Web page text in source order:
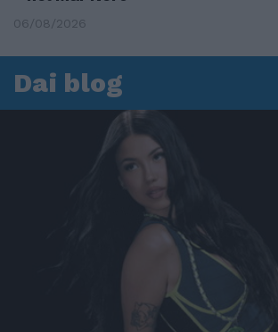
06/08/2026
Dai blog